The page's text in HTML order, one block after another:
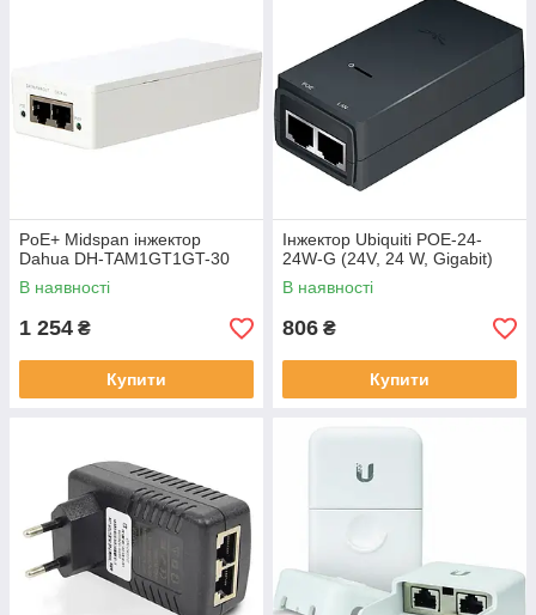
PoE+ Midspan інжектор
Dahua DH-TAM1GT1GT-30
В наявності
1 254 ₴
Купити
Інжектор Ubiquiti POE-24-
24W-G (24V, 24 W, Gigabit)
В наявності
806 ₴
Купити